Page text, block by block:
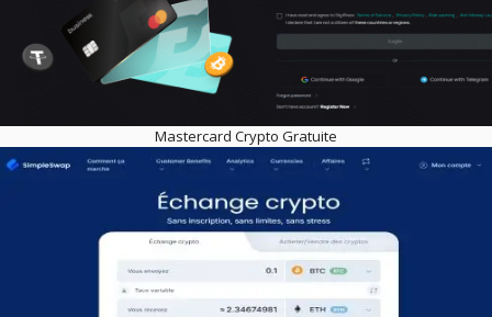
Mastercard Crypto Gratuite